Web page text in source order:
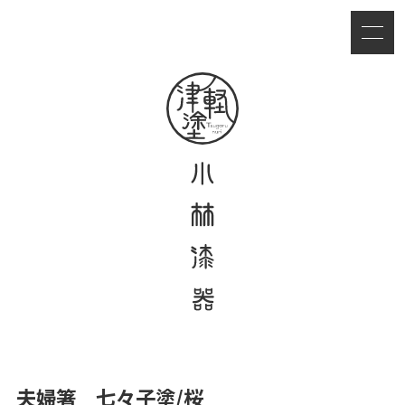
夫婦箸 七々子塗/桜